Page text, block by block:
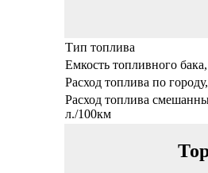
Тип топлива
Емкость топливного
Расход топлива по
Расход топлива
л./100км